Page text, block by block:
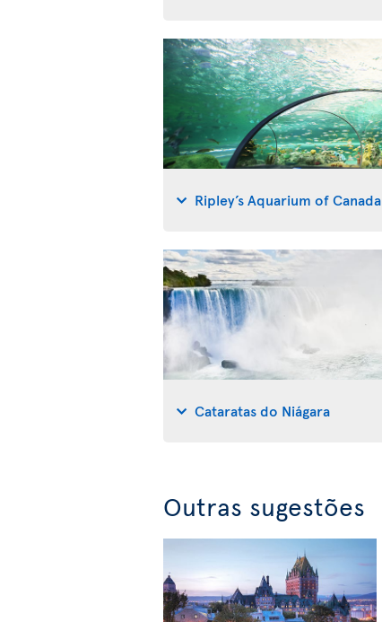
Ripley’s Aquarium of Canada
Cataratas do Niágara
Outras sugestões